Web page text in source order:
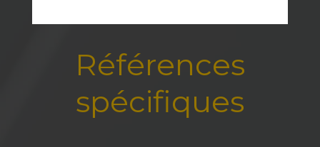
Références
spécifiques